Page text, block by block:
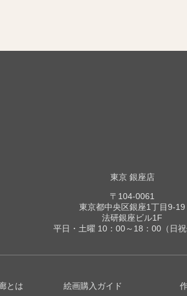
東京 銀座店
〒104-0061
東京都中央区銀座1丁目9-19
法研銀座ビル1F
平日・土曜 10：00～18：00（日祝
とは 絵画購入ガイド